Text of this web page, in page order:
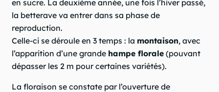
en sucre. La deuxième année, une fois l’hiver passé,
la betterave va entrer dans sa phase de
reproduction.
Celle-ci se déroule en 3 temps : la montaison, avec
l’apparition d’une grande hampe florale (pouvant
dépasser les 2 m pour certaines variétés).
La floraison se constate par l’ouverture de